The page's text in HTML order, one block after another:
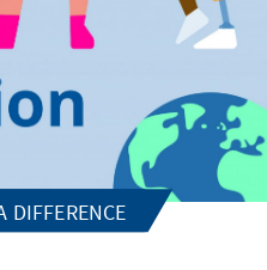
DIFFERENCE